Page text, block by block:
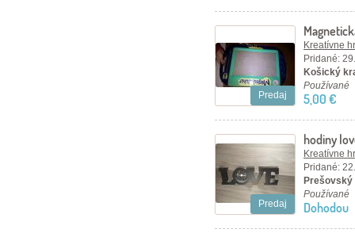
Predaj
Kreatívne
Pridané:
Košický
Používané
5,00 €
Predaj
hodiny
Kreatívne
Pridané:
Používané
Dohodou